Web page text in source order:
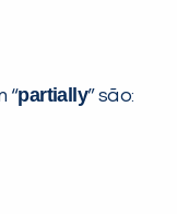
“partially” são: